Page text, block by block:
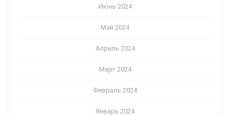
Июнь 2024
Май 2024
Апрель 2024
Март 2024
Февраль 2024
Январь 2024